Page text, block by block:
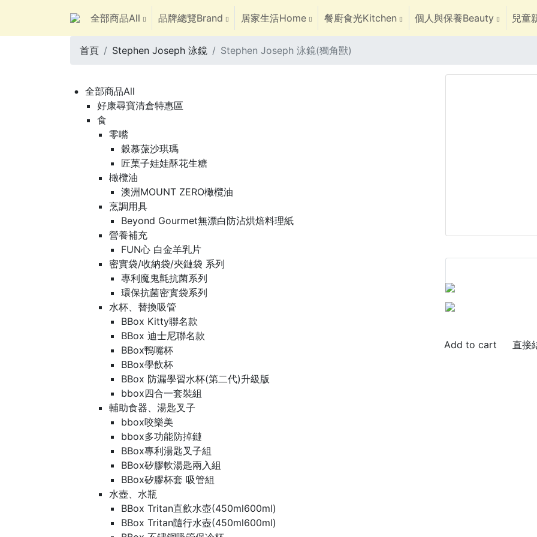
全部商品All 品牌總覽Brand 居家生活Home 餐廚食光Kitchen 個人與保養Beauty 兒童
首頁 Stephen Joseph 泳鏡 Stephen Joseph 泳鏡(獨角獸)
全部商品All
好康尋寶清倉特惠區
食
零嘴
穀慕蒎沙琪瑪
匠菓子娃娃酥花生糖
橄欖油
澳洲MOUNT ZERO橄欖油
烹調用具
Beyond Gourmet無漂白防沾烘焙料理紙
營養補充
FUN心 白金羊乳片
密實袋/收納袋/夾鏈袋 系列
專利魔鬼氈抗菌系列
環保抗菌密實袋系列
水杯、替換吸管
BBox Kitty聯名款
BBox 迪士尼聯名款
BBox鴨嘴杯
BBox學飲杯
BBox 防漏學習水杯(第二代)升級版
bbox四合一套裝組
輔助食器、湯匙叉子
bbox咬樂美
bbox多功能防掉鏈
BBox專利湯匙叉子組
BBox矽膠軟湯匙兩入組
BBox矽膠杯套 吸管組
水壺、水瓶
BBox Tritan直飲水壺(450ml600ml)
BBox Tritan隨行水壺(450ml600ml)
直接